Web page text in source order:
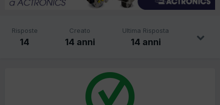
Risposte
14
Creato
14 anni
Ultima Risposta
14 anni